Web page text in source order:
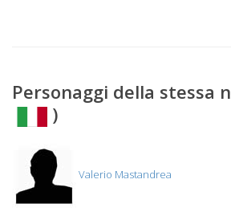
Personaggi della stessa
)
Valerio Mastandrea